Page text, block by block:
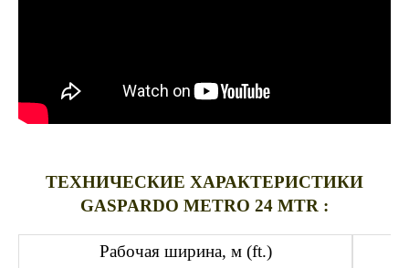
ТЕХНИЧЕСКИЕ ХАРАКТЕРИСТИКИ
GASPARDO METRO 24 MTR :
Рабочая ширина, м (ft.)